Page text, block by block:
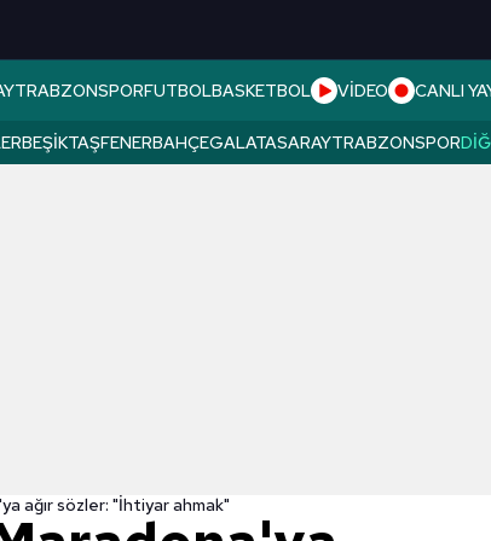
TRABZONSPORFUTBOLBASKETBOL VİDEO CANLI
BEŞIKTAŞFENERBAHÇEGALATASARAYTRABZONSPOR
ağır sözler: "İhtiyar ahmak"